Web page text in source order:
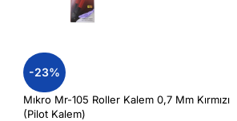
-23%
Mıkro Mr-105 Roller Kalem 0,7 Mm Kırmızı
(Pilot Kalem)